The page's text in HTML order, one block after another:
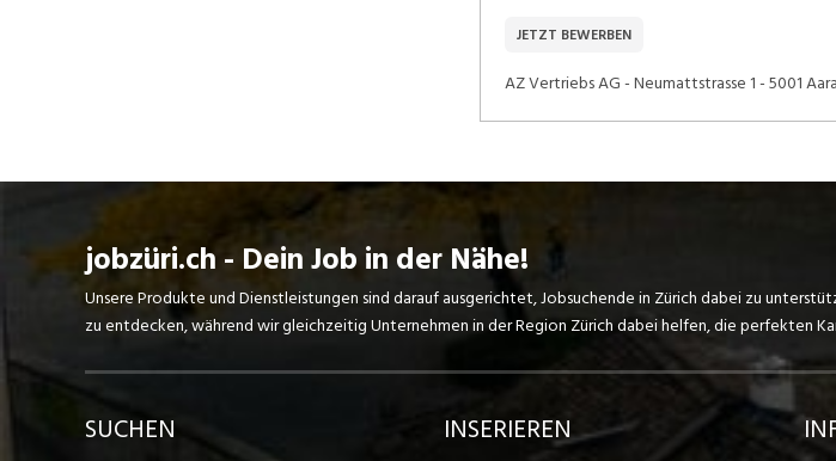
JETZT BEWERBEN
AZ Vertriebs AG - Neumattstrasse 1 - 5001
jobzüri.ch - Dein Job in der Nähe!
Unsere Produkte und Dienstleistungen sind darauf ausgerichtet, Jobsuchende in Zürich dabei zu
zu entdecken, während wir gleichzeitig Unternehmen in der Region Zürich dabei helfen, die perfekten
SUCHEN INSERIEREN